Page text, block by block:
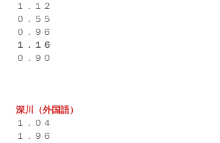
１．１２
０．５５
０．９６
１．１６
０．９０
深川（外国語）
１．０４
１．９６